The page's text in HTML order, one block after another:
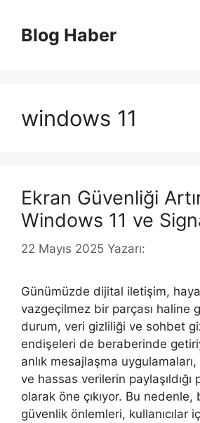
Blog Haber
windows 11
Ekran Güvenliği
Windows 11 ve
22 Mayıs 2025 Yazarı:
Günümüzde dijital iletişim,
vazgeçilmez bir parçası haline
durum, veri gizliliği ve sohbet
endişeleri de beraberinde
anlık mesajlaşma
ve hassas verilerin paylaşıldığı
olarak öne çıkıyor. Bu nedenle,
güvenlik önlemleri, kullanıcılar